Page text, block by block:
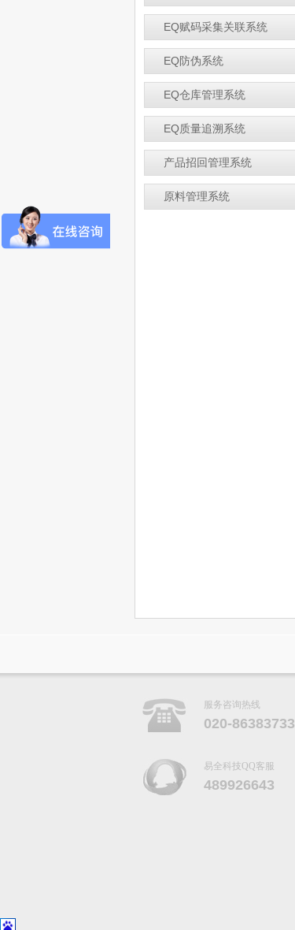
EQ赋码采集关联系统
EQ防伪系统
EQ仓库管理系统
EQ质量追溯系统
产品招回管理系统
原料管理系统
服务咨询热线
020-86383733
易全科技QQ客服
489926643